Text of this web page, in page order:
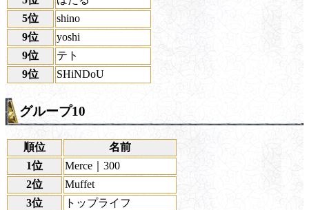
5位
shino
9位
yoshi
9位
テト
9位
SHiNDoU
グループ10
順位
名前
1位
Merce｜300
2位
Muffet
3位
トップライフ